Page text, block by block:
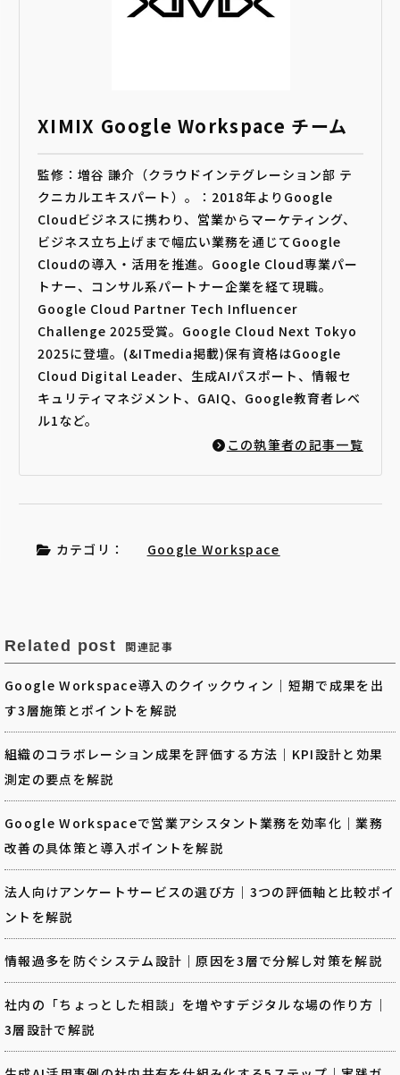
XIMIX Google Workspace チーム
監修：増谷 謙介（クラウドインテグレーション部 テ
クニカルエキスパート）。：2018年よりGoogle
Cloudビジネスに携わり、営業からマーケティング、
ビジネス立ち上げまで幅広い業務を通じてGoogle
Cloudの導入・活用を推進。Google Cloud専業パー
トナー、コンサル系パートナー企業を経て現職。
Google Cloud Partner Tech Influencer
Challenge 2025受賞。Google Cloud Next Tokyo
2025に登壇。(&ITmedia掲載)保有資格はGoogle
Cloud Digital Leader、生成AIパスポート、情報セ
キュリティマネジメント、GAIQ、Google教育者レベ
ル1など。
この執筆者の記事一覧
カテゴリ： Google Workspace
Related post 関連記事
Google Workspace導入のクイックウィン｜短期で成果を出
す3層施策とポイントを解説
組織のコラボレーション成果を評価する方法｜KPI設計と効果
測定の要点を解説
Google Workspaceで営業アシスタント業務を効率化｜業務
改善の具体策と導入ポイントを解説
法人向けアンケートサービスの選び方｜3つの評価軸と比較ポイ
ントを解説
情報過多を防ぐシステム設計｜原因を3層で分解し対策を解説
社内の「ちょっとした相談」を増やすデジタルな場の作り方｜
3層設計で解説